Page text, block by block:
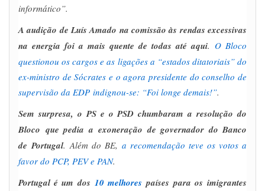
informático”.
A audição de Luís Amado na comissão às rendas excessivas
na energia foi a mais quente de todas até aqui. O Bloco
questionou os cargos e as ligações a “estados ditatoriais” do
ex-ministro de Sócrates e o agora presidente do conselho de
supervisão da EDP indignou-se: “Foi longe demais!”.
Sem surpresa, o PS e o PSD chumbaram a resolução do
Bloco que pedia a exoneração de governador do Banco
de Portugal. Além do BE, a recomendação teve os votos a
favor do PCP, PEV e PAN.
Portugal é um dos 10 melhores países para os imigrantes